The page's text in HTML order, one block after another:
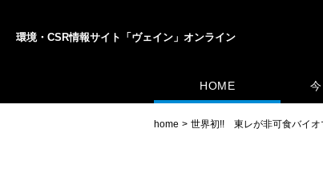
環境・CSR情報サイト「ヴェイン」オンライン
HOME
home 世界初!! 東レが非可食バイオ